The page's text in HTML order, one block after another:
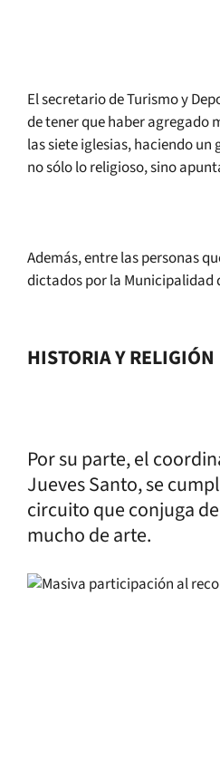
El secretario de Turismo y
de tener que haber agregado
las siete iglesias, haciendo
no sólo lo religioso, sino
Además, entre las personas
dictados por la Municipalidad
HISTORIA Y RELIGIÓN
Por su parte, el
Jueves Santo, se
circuito que conjuga
mucho de arte.